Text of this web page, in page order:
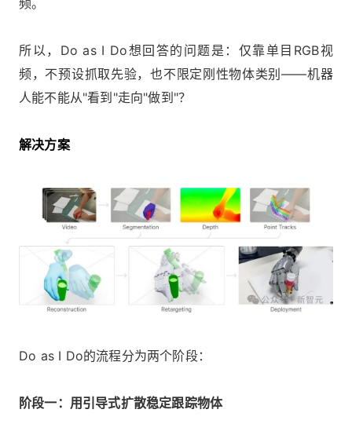
所以，Do as I Do想回答的问题是：仅靠单目RGB视
频，不预设抓取先验，也不限定刚性物体类别——机器
人能不能从"看到"走向"做到"？
解决方案
Do as I Do的流程分为两个阶段：
阶段一：用引导式扩散稳定跟踪物体